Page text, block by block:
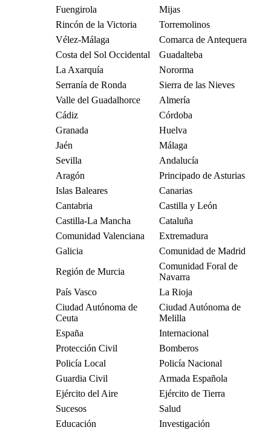
Fuengirola
Mijas
Rincón de la Victoria
Torremolinos
Vélez-Málaga
Comarca de Antequera
Costa del Sol Occidental
Guadalteba
La Axarquía
Nororma
Serranía de Ronda
Sierra de las Nieves
Valle del Guadalhorce
Almería
Cádiz
Córdoba
Granada
Huelva
Jaén
Málaga
Sevilla
Andalucía
Aragón
Principado de Asturias
Islas Baleares
Canarias
Cantabria
Castilla y León
Castilla-La Mancha
Cataluña
Comunidad Valenciana
Extremadura
Galicia
Comunidad de Madrid
Región de Murcia
Comunidad Foral de
Navarra
País Vasco
La Rioja
Ciudad Autónoma de
Ceuta
Ciudad Autónoma de
Melilla
España
Internacional
Protección Civil
Bomberos
Policía Local
Policía Nacional
Guardia Civil
Armada Española
Ejército del Aire
Ejército de Tierra
Sucesos
Salud
Educación
Investigación